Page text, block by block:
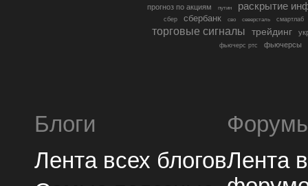
прогноз по акциям путин раскрытие
сбер сбербанк сво северсталь смартлаб
торговые сигналы трейдинг
фьючерс ртс фьючерсы
Блоги
Лента всех блоговЛента